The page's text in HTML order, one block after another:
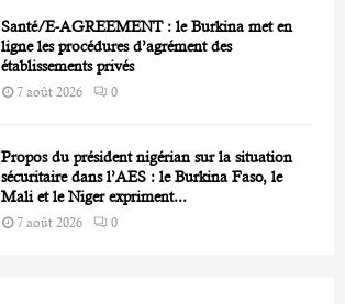
Santé/E-AGREEMENT : le Burkina met en
ligne les procédures d’agrément des
établissements privés
7 août 2026 0
Propos du président nigérian sur la situation
sécuritaire dans l’AES : le Burkina Faso, le
Mali et le Niger expriment...
7 août 2026 0